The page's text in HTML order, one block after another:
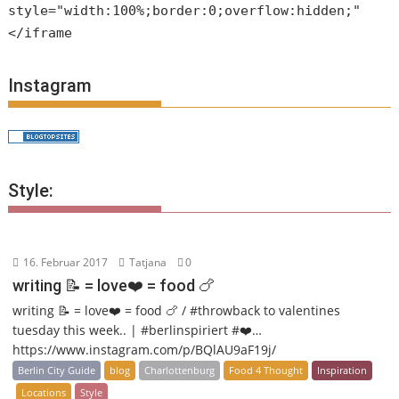
style="width:100%;border:0;overflow:hidden;"
</iframe
Instagram
Style:
16. Februar 2017 Tatjana 0
writing 📝 = love❤️ = food 🍗
writing 📝 = love❤️ = food 🍗 / #throwback to valentines
tuesday this week.. | #berlinspiriert #❤️…
https://www.instagram.com/p/BQlAU9aF19j/
Berlin City Guide blog Charlottenburg Food 4 Thought
Inspiration
Locations
Style